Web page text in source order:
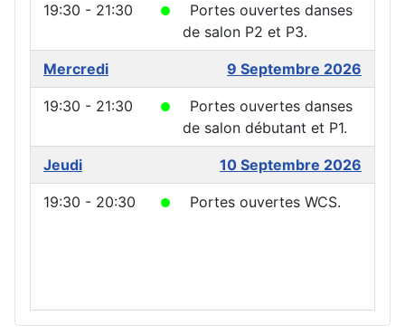
19:30 - 21:30
Portes ouvertes danses
de salon P2 et P3.
Mercredi 9 Septembre 2026
19:30 - 21:30
Portes ouvertes danses
de salon débutant et P1.
Jeudi 10 Septembre 2026
19:30 - 20:30 Portes ouvertes WCS.